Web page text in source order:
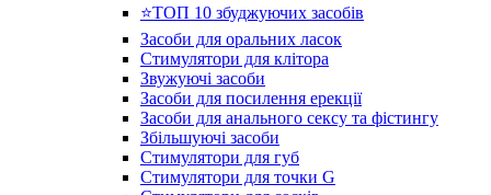
⭐️ТОП 10 збуджуючих засобів
Засоби для оральних ласок
Стимулятори для клітора
Звужуючі засоби
Засоби для посилення ерекції
Засоби для анального сексу та фістингу
Збільшуючі засоби
Стимулятори для губ
Стимулятори для точки G